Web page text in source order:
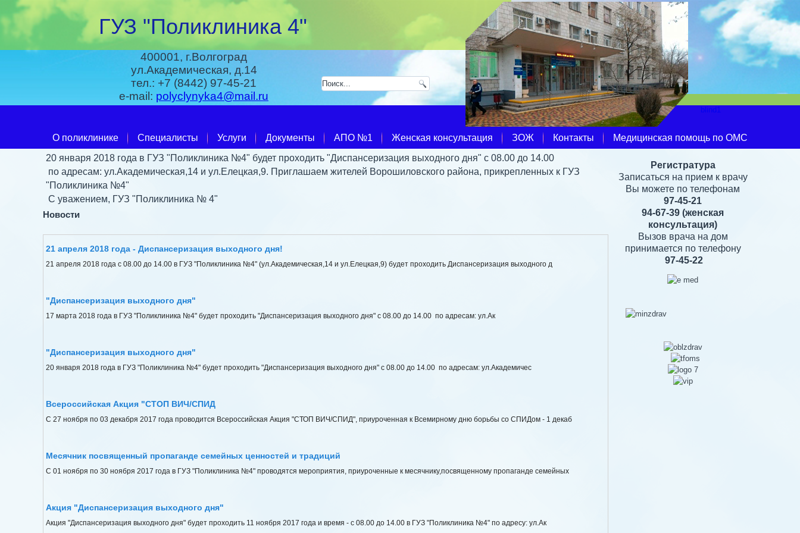
ГУЗ "Поликлиника 4"
400001, г.Волгоград
ул.Академическая, д.14
тел.: +7 (8442) 97-45-21
e-mail: polyclynyka4@mail.ru
О поликлинике Специалисты Услуги Документы АПО №1 Женская консультация ЗОЖ Контакты
Медицинская помощь по ОМС
20 января 2018 года в ГУЗ "Поликлиника №4" будет проходить "Диспансеризация выходного дня" с 08.00 до 14.00
по адресам: ул.Академическая,14 и ул.Елецкая,9. Приглашаем жителей Ворошиловского района, прикрепленных к ГУЗ
"Поликлиника №4"
С уважением, ГУЗ "Поликлиника № 4"
Новости
21 апреля 2018 года - Диспансеризация выходного дня!
21 апреля 2018 года с 08.00 до 14.00 в ГУЗ "Поликлиника №4" (ул.Академическая,14 и ул.Елецкая,9) будет проходить Диспансеризация выходного д
"Диспансеризация выходного дня"
17 марта 2018 года в ГУЗ "Поликлиника №4" будет проходить "Диспансеризация выходного дня" с 08.00 до 14.00 по адресам: ул.Ак
"Диспансеризация выходного дня"
20 января 2018 года в ГУЗ "Поликлиника №4" будет проходить "Диспансеризация выходного дня" с 08.00 до 14.00 по адресам: ул.Академичес
Всероссийская Акция "СТОП ВИЧ/СПИД
С 27 ноября по 03 декабря 2017 года проводится Всероссийская Акция "СТОП ВИЧ/СПИД", приуроченная к Всемирному дню борьбы со СПИДом - 1 декаб
Месячник посвященный пропаганде семейных ценностей и традиций
С 01 ноября по 30 ноября 2017 года в ГУЗ "Поликлиника №4" проводятся мероприятия, приуроченные к месячнику,посвященному пропаганде семейных
Акция "Диспансеризация выходного дня"
Акция "Диспансеризация выходного дня" будет проходить 11 ноября 2017 года и время - с 08.00 до 14.00 в ГУЗ "Поликлиника №4" по адресу: ул.Ак
Регистратура
Записаться на прием к врачу
Вы можете по телефонам
97-45-21
94-67-39 (женская
консультация)
Вызов врача на дом
принимается по телефону
97-45-22